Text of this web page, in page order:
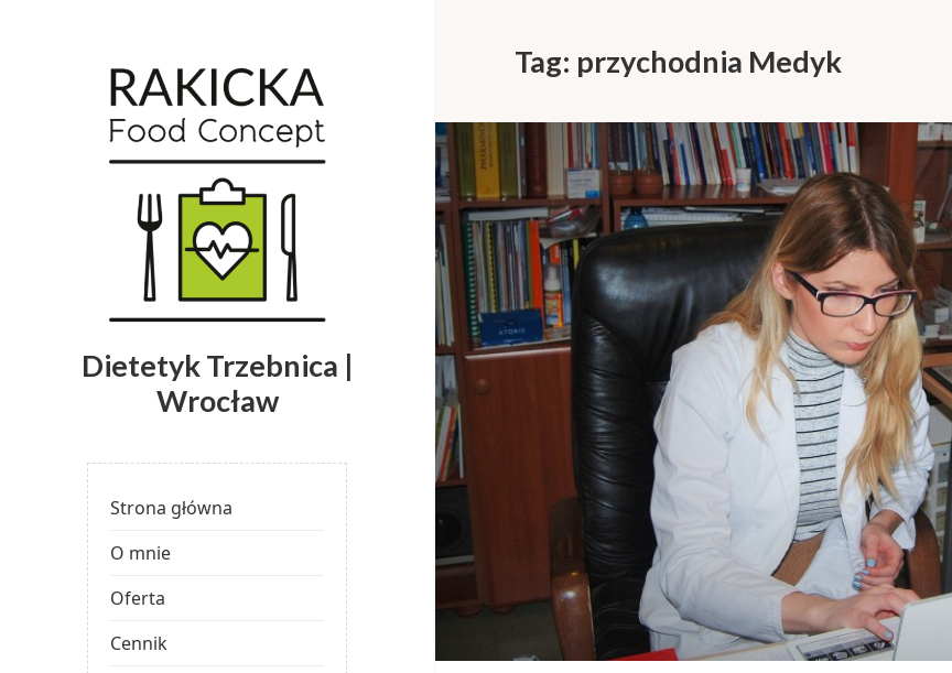
Dietetyk Trzebnica |
Wrocław
Strona główna
O mnie
Oferta
Cennik
Tag: przychodnia Medyk